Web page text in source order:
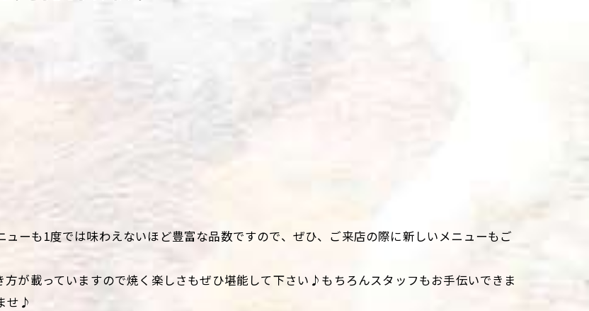
ーも1度では味わえないほど豊富な品数ですので、ぜひ、ご来店の際に新しいメニューもご
が載っていますので焼く楽しさもぜひ堪能して下さい♪もちろんスタッフもお手伝いできま
せ♪